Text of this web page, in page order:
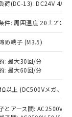
荷(DC-13): DC24V 4A/
件: 周囲温度 20±2℃、
め端子 (M3.5)
: 最大30回/分
: 最大60回/分
以上 (DC500Vメガ、点
とアース間: AC2500V
価格
ので
中には、
品もある
結果は、
社内デー
あり、閲
ことをご
認中の
で、有
として
などや
、 カド
ビフェニル
RoHSの
RoHSの
。
へお問
ち、外国
る商品
を輸出
は、日本
取引許
続きを